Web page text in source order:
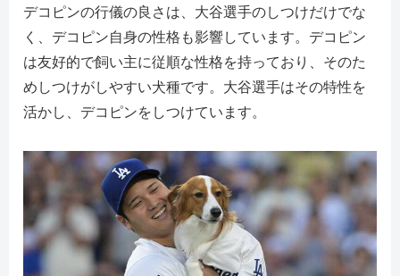
デコピンの行儀の良さは、大谷選手のしつけだけでな
く、デコピン自身の性格も影響しています。デコピン
は友好的で飼い主に従順な性格を持っており、そのた
めしつけがしやすい犬種です。大谷選手はその特性を
活かし、デコピンをしつけています。